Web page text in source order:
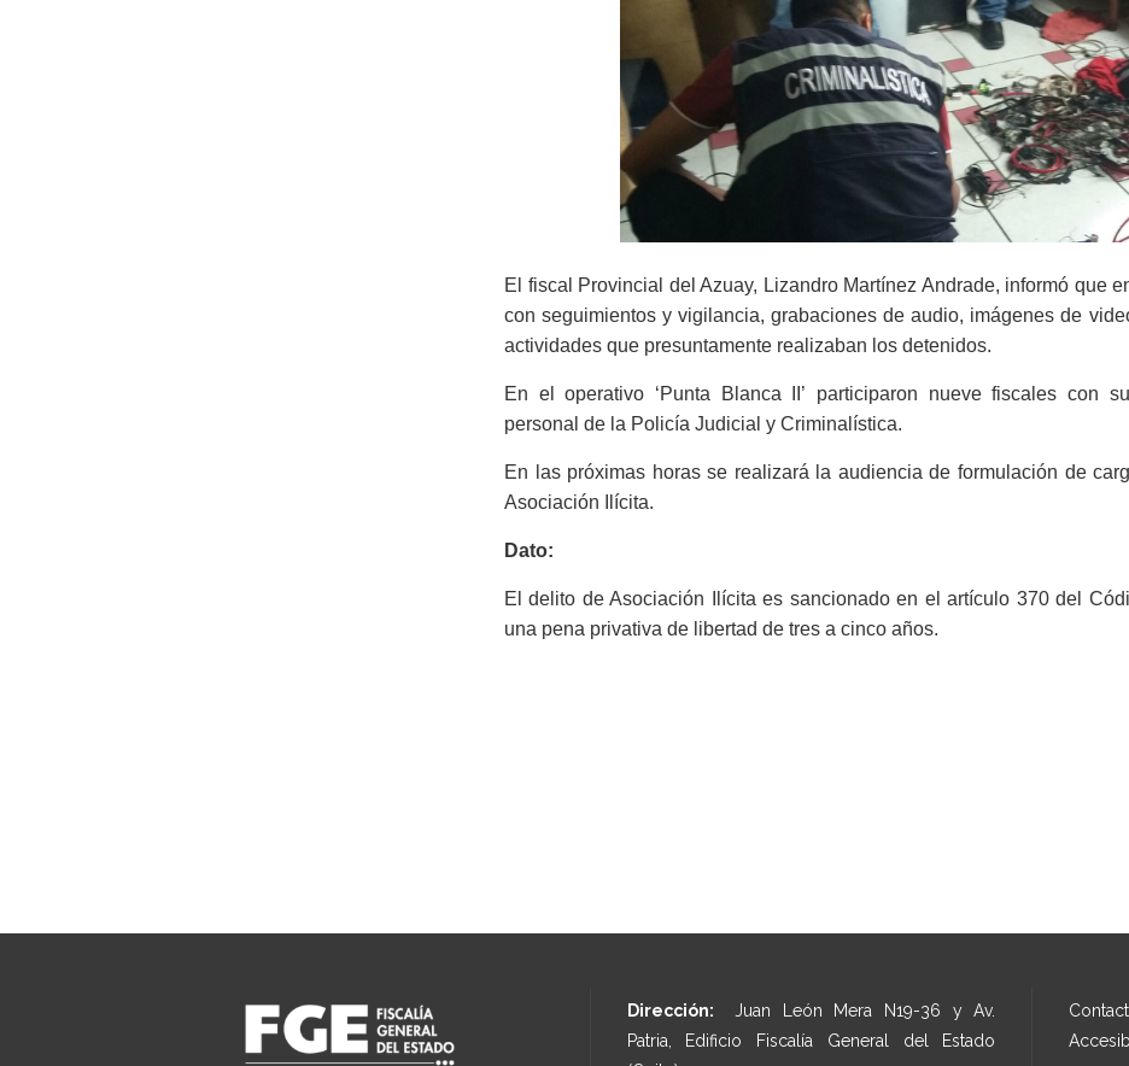
El fiscal Provincial del Azuay, Lizandro Martínez Andrade, informó que
con seguimientos y vigilancia, grabaciones de audio, imágenes de
actividades que presuntamente realizaban los detenidos.
En el operativo ‘Punta Blanca ’ participaron nueve fiscales con
personal de la Po licía Judicial y Criminalística.
En las próximas horas se realizará la audiencia de formulación de
Asociación Ilícita.
Dato:
El delito de Asociación Ilícita es sancionado en el artículo 370 del
una pena privativa de libertad de tres a cinco años.
Dirección: Juan León Mera N19-36 y Av.
Patria, Edificio Fiscalía General del Estado